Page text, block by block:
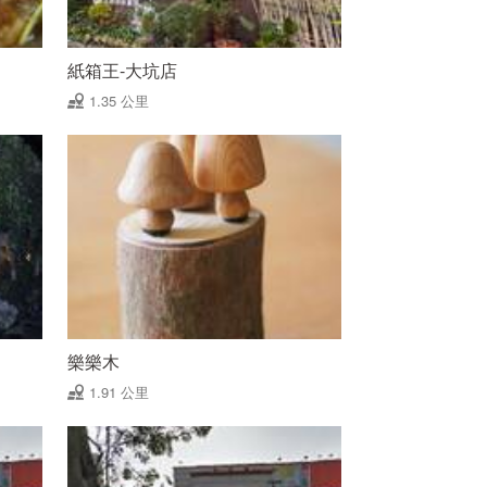
紙箱王-大坑店
1.35 公里
樂樂木
1.91 公里